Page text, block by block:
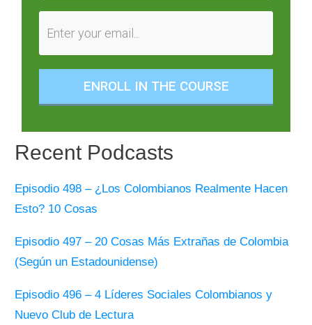
ENROLL IN THE COURSE
Recent Podcasts
Episodio 498 – ¿Los Colombianos Realmente Hacen
Esto? 10 Cosas
Episodio 497 – 20 Cosas Más Extrañas de Colombia
(Según un Estadounidense)
Episodio 496 – 4 Líderes Sociales Colombianos y
Nuevo Club de Lectura